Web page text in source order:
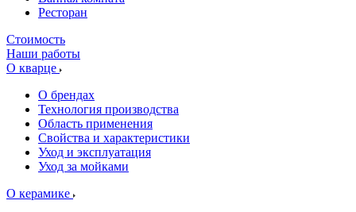
Ресторан
Стоимость
Наши работы
О кварце
О брендах
Технология производства
Область применения
Свойства и характеристики
Уход и эксплуатация
Уход за мойками
О керамике